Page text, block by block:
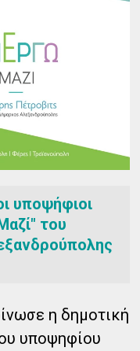
υποψήφιοι
του
η δημοτική
υποψηφίου